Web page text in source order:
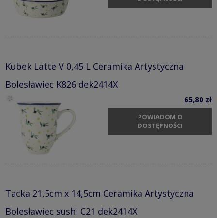
Kubek Latte V 0,45 L Ceramika Artystyczna
Bolesławiec K826 dek2414X
65,80 zł
POWIADOM O
DOSTĘPNOŚCI
Tacka 21,5cm x 14,5cm Ceramika Artystyczna
Bolesławiec sushi C21 dek2414X